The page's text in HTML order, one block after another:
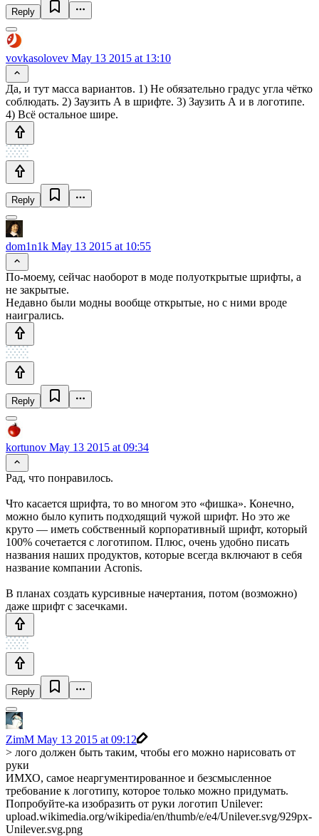
Reply
vovkasolovev May 13 2015 at 13:10
Да, и тут масса вариантов. 1) Не обязательно градус угла чётко
соблюдать. 2) Заузить А в шрифте. 3) Заузить А и в логотипе.
4) Всё остальное шире.
Reply
dom1n1k May 13 2015 at 10:55
По-моему, сейчас наоборот в моде полуоткрытые шрифты, а
не закрытые.
Недавно были модны вообще открытые, но с ними вроде
наигрались.
Reply
kortunov May 13 2015 at 09:34
Рад, что понравилось.
Что касается шрифта, то во многом это «фишка». Конечно,
можно было купить подходящий чужой шрифт. Но это же
круто — иметь собственный корпоративный шрифт, который
100% сочетается с логотипом. Плюс, очень удобно писать
названия наших продуктов, которые всегда включают в себя
название компании Acronis.
В планах создать курсивные начертания, потом (возможно)
даже шрифт с засечками.
Reply
ZimM May 13 2015 at 09:12
> лого должен быть таким, чтобы его можно нарисовать от
руки
ИМХО, самое неаргументированное и безсмысленное
требование к логотипу, которое только можно придумать.
Попробуйте-ка изобразить от руки логотип Unilever:
upload.wikimedia.org/wikipedia/en/thumb/e/e4/Unilever.svg/929px-
Unilever.svg.png